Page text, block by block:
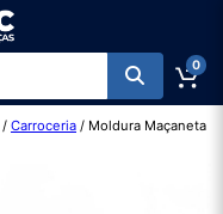
0
/ Carroceria / Moldura Maçaneta